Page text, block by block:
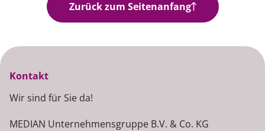
Zurück zum Seitenanfang
Kontakt
Wir sind für Sie da!
MEDIAN Unternehmensgruppe B.V. & Co. KG